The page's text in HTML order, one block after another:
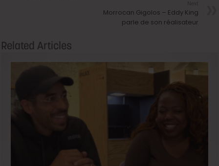
Morrocan Gigolos – Eddy King
parle de son réalisateur
Related Articles